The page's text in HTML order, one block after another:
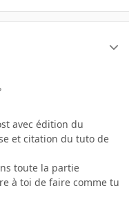
avec édition du
et citation du tuto de
toute la partie
à toi de faire comme tu